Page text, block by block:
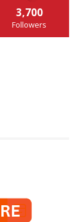
3,700
Followers